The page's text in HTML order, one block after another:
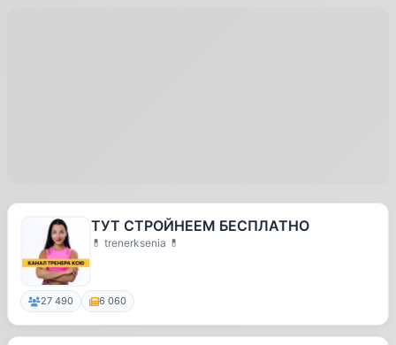
ТУТ СТРОЙНЕЕМ БЕСПЛАТНО
💊 trenerksenia 💊
27 490 6 060